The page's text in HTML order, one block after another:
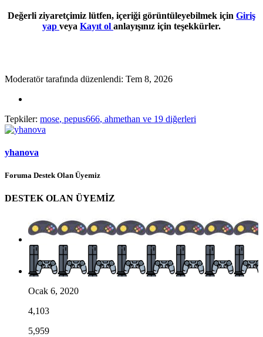
Değerli ziyaretçimiz lütfen, içeriği görüntüleyebilmek için Giriş
yap veya Kayıt ol anlayışınız için teşekkürler.
Moderatör tarafında düzenlendi: Tem 8, 2026
Tepkiler: mose, pepus666, ahmethan ve 19 diğerleri
yhanova
Foruma Destek Olan Üyemiz
DESTEK OLAN ÜYEMİZ
Ocak 6, 2020
4,103
5,959